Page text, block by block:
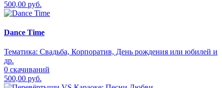
500,00 руб.
Dance Time
Тематика: Свадьба, Корпоратив, День рождения или юбилей и
др.
0 скачиваний
500,00 руб.